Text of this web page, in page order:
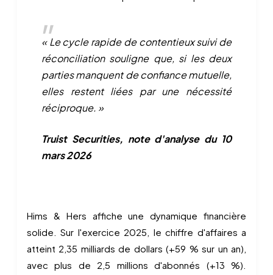
« Le cycle rapide de contentieux suivi de
réconciliation souligne que, si les deux
parties manquent de confiance mutuelle,
elles restent liées par une nécessité
réciproque. »
Truist Securities, note d'analyse du 10
mars 2026
Hims & Hers affiche une dynamique financière
solide. Sur l'exercice 2025, le chiffre d'affaires a
atteint 2,35 milliards de dollars (+59 % sur un an),
avec plus de 2,5 millions d'abonnés (+13 %).